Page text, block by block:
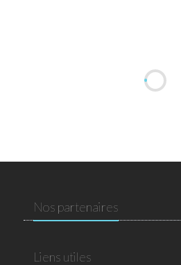
Nos partenaires
Liens utiles